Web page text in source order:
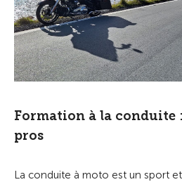
Formation à la conduite
pros
La conduite à moto est un sport